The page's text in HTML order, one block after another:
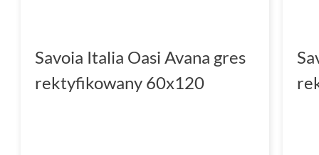
Savoia Italia Oasi Avana gres
rektyfikowany 60x120